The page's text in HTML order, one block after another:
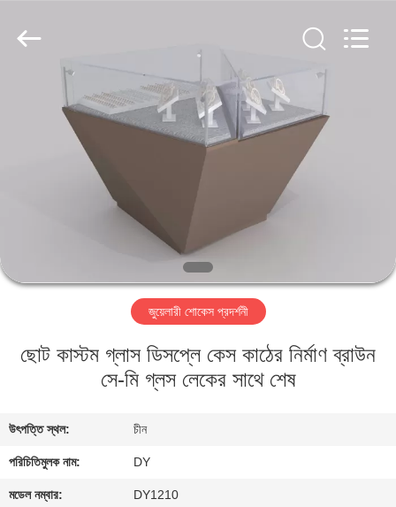
আমাদের
সম্বন্ধে
কারখানা
গুণমান
নিয়ন্ত্রণ
Furniture
জুয়েলারী শোকেস প্রদর্শনী
ছোট কাস্টম গ্লাস ডিসপ্লে কেস কাঠের নির্মাণ ব্রাউন
সে-মি গ্লস লেকের সাথে শেষ
উৎপত্তি স্থল: চীন
পরিচিতিমুলক নাম: DY
মডেল নম্বার: DY1210